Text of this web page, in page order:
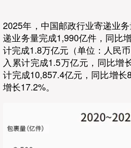
2025年，中国邮政行业寄递业
递业务量完成1,990亿件，同比
计完成1.8万亿元（单位：人民
入累计完成1.5万亿元，同比
计完成10,857.4亿元，同比增
增长17.2%。